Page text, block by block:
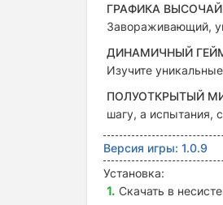
ГРАФИКА
Завораживающий,
ДИНАМИЧНЫЙ
Изучите
ПОЛУОТКРЫТЫЙ
шагу, а испытания,
Версия игры: 1.0.9
Установка:
Скачать в